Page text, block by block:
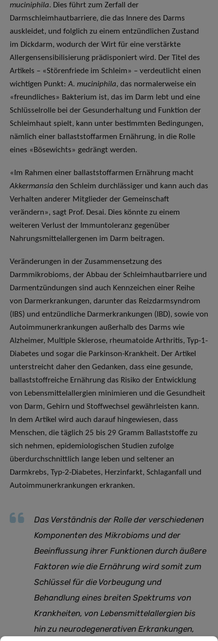
muciniphila. Dies führt zum Zerfall der
Darmschleimhautbarriere, die das Innere des Darms
auskleidet, und folglich zu einem entzündlichen Zustand
im Dickdarm, wodurch der Wirt für eine verstärkte
Allergensensibilisierung prädisponiert wird. Der Titel des
Artikels – «Störenfriede im Schleim» – verdeutlicht einen
wichtigen Punkt:A. muciniphila, das normalerweise ein
«freundliches» Bakterium ist, das im Darm lebt und eine
Schlüsselrolle bei der Gesunderhaltung und Funktion der
Schleimhaut spielt, kann unter bestimmten Bedingungen,
nämlich einer ballaststoffarmen Ernährung, in die Rolle
eines «Bösewichts» gedrängt werden.
«Im Rahmen einer ballaststoffarmen Ernährung macht
Akkermansia den Schleim durchlässiger und kann auch das
Verhalten anderer Mitglieder der Gemeinschaft
verändern», sagt Prof. Desai. Dies könnte zu einem
weiteren Verlust der Immuntoleranz gegenüber
Nahrungsmittelallergenen im Darm beitragen.
Veränderungen in der Zusammensetzung des
Darmmikrobioms, der Abbau der Schleimhautbarriere und
Darmentzündungen sind auch Kennzeichen einer Reihe
von Darmerkrankungen, darunter das Reizdarmsyndrom
(IBS) und entzündliche Darmerkrankungen (IBD), sowie von
Autoimmunerkrankungen außerhalb des Darms wie
Alzheimer, Multiple Sklerose, rheumatoide Arthritis, Typ-1-
Diabetes und sogar die Parkinson-Krankheit. Der Artikel
unterstreicht daher den Gedanken, dass eine gesunde,
ballaststoffreiche Ernährung das Risiko der Entwicklung
von Lebensmittelallergien minimieren und die Gesundheit
von Darm, Gehirn und Stoffwechsel gewährleisten kann.
In dem Artikel wird auch darauf hingewiesen, dass
Menschen, die täglich 25 bis 29 Gramm Ballaststoffe zu
sich nehmen, epidemiologischen Studien zufolge
überdurchschnittlich lange leben und seltener an
Darmkrebs, Typ-2-Diabetes, Herzinfarkt, Schlaganfall und
Autoimmunerkrankungen erkranken.
Das Verständnis der Rolle der verschiedenen
Komponenten des Mikrobioms und der
Beeinflussung ihrer Funktionen durch äußere
Faktoren wie die Ernährung wird somit zum
Schlüssel für die Vorbeugung und
Behandlung eines breiten Spektrums von
Krankheiten, von Lebensmittelallergien bis
hin zu neurodegenerativen Erkrankungen,